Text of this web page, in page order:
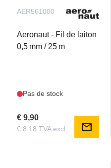
AER561000
Aeronaut - Fil de laiton
0,5 mm / 25 m
Pas de stock
€ 9,90
€ 8,18 TVA excl. mail